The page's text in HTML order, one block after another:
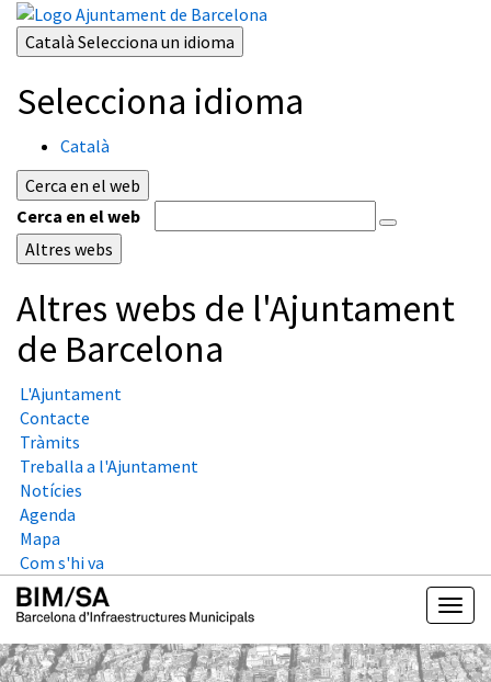
Català Selecciona un idioma
Selecciona idioma
Català
Cerca en el web
Cerca en el web
Altres webs
Altres webs de l'Ajuntament
de Barcelona
L'Ajuntament
Contacte
Tràmits
Treballa a l'Ajuntament
Notícies
Agenda
Mapa
Com s'hi va